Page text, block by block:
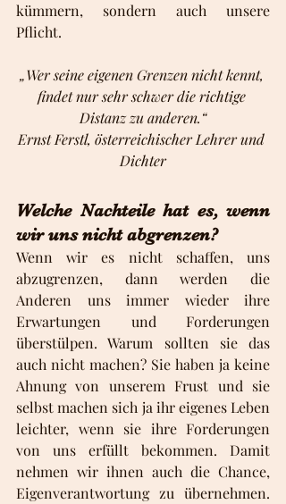
kümmern, sondern auch unsere
Pflicht.
„Wer seine eigenen Grenzen nicht kennt,
findet nur sehr schwer die richtige
Distanz zu anderen.“
Ernst Ferstl, österreichischer Lehrer und
Dichter
Welche Nachteile hat es, wenn
wir uns nicht abgrenzen?
Wenn wir es nicht schaffen, uns
abzugrenzen, dann werden die
Anderen uns immer wieder ihre
Erwartungen und Forderungen
überstülpen. Warum sollten sie das
auch nicht machen? Sie haben ja keine
Ahnung von unserem Frust und sie
selbst machen sich ja ihr eigenes Leben
leichter, wenn sie ihre Forderungen
von uns erfüllt bekommen. Damit
nehmen wir ihnen auch die Chance,
Eigenverantwortung zu übernehmen.